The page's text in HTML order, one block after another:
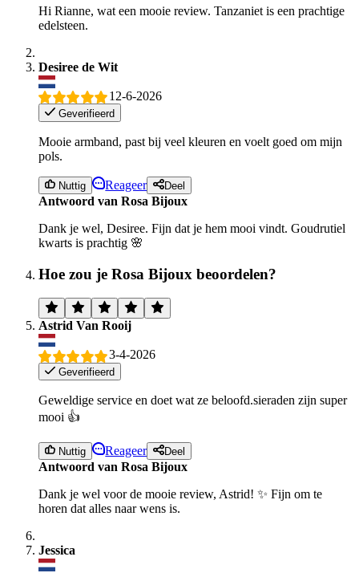
Hi Rianne, wat een mooie review. Tanzaniet is een prachtige
edelsteen.
Desiree de Wit
12-6-2026
Geverifieerd
Mooie armband, past bij veel kleuren en voelt goed om mijn
pols.
Nuttig Reageer Deel
Antwoord van Rosa Bijoux
Dank je wel, Desiree. Fijn dat je hem mooi vindt. Goudrutiel
kwarts is prachtig 🌸
Hoe zou je Rosa Bijoux beoordelen?
Astrid Van Rooij
3-4-2026
Geverifieerd
Geweldige service en doet wat ze beloofd.sieraden zijn super
mooi 👍
Nuttig Reageer Deel
Antwoord van Rosa Bijoux
Dank je wel voor de mooie review, Astrid! ✨ Fijn om te
horen dat alles naar wens is.
Jessica